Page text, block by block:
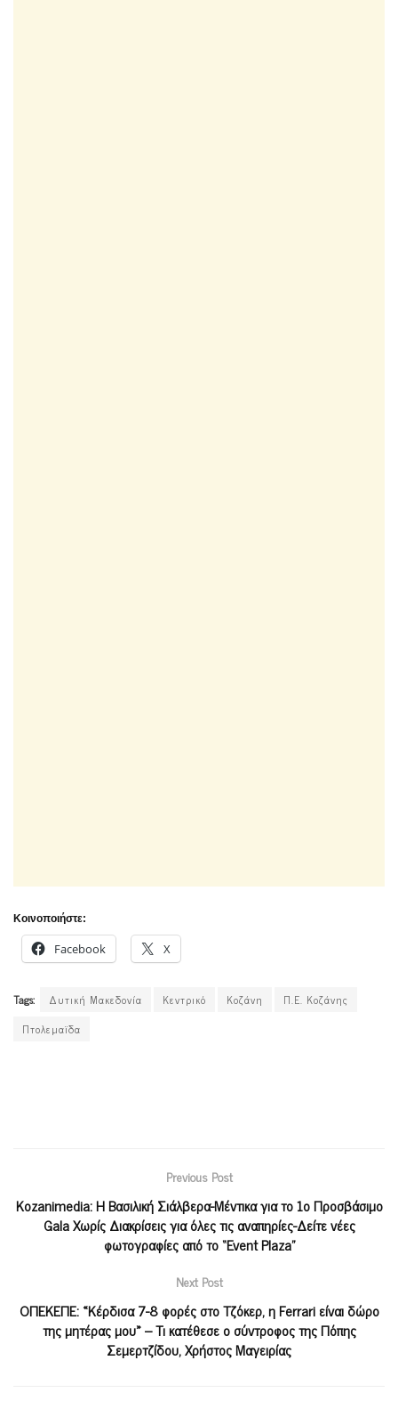
Κοινοποιήστε:
Facebook X
Tags: Δυτική Μακεδονία Κεντρικό Κοζάνη
Π.Ε. Κοζάνης
Πτολεμαϊδα
Previous Post
Kozanimedia: H Βασιλική Σιάλβερα-Μέντικα για το 1ο Προσβάσιμο
Gala Χωρίς Διακρίσεις για όλες τις αναπηρίες-Δείτε νέες
φωτογραφίες από το “Event Plaza”
Next Post
ΟΠΕΚΕΠΕ: «Κέρδισα 7-8 φορές στο Τζόκερ, η Ferrari είναι δώρο
της μητέρας μου» – Τι κατέθεσε ο σύντροφος της Πόπης
Σεμερτζίδου, Χρήστος Μαγειρίας